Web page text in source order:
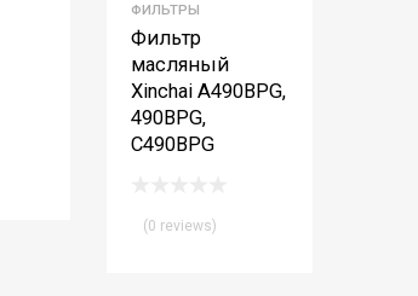
ФИЛЬТРЫ
Фильтр
масляный
Xinchai A490BPG,
490BPG,
С490BPG
(0 reviews)